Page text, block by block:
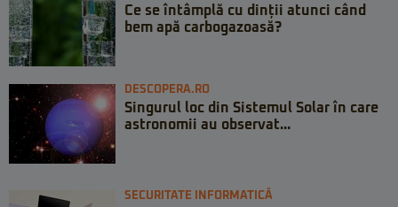
Ce se întâmplă cu dinții atunci când
bem apă carbogazoasă?
DESCOPERA.RO
Singurul loc din Sistemul Solar în care
astronomii au observat...
SECURITATE INFORMATICĂ